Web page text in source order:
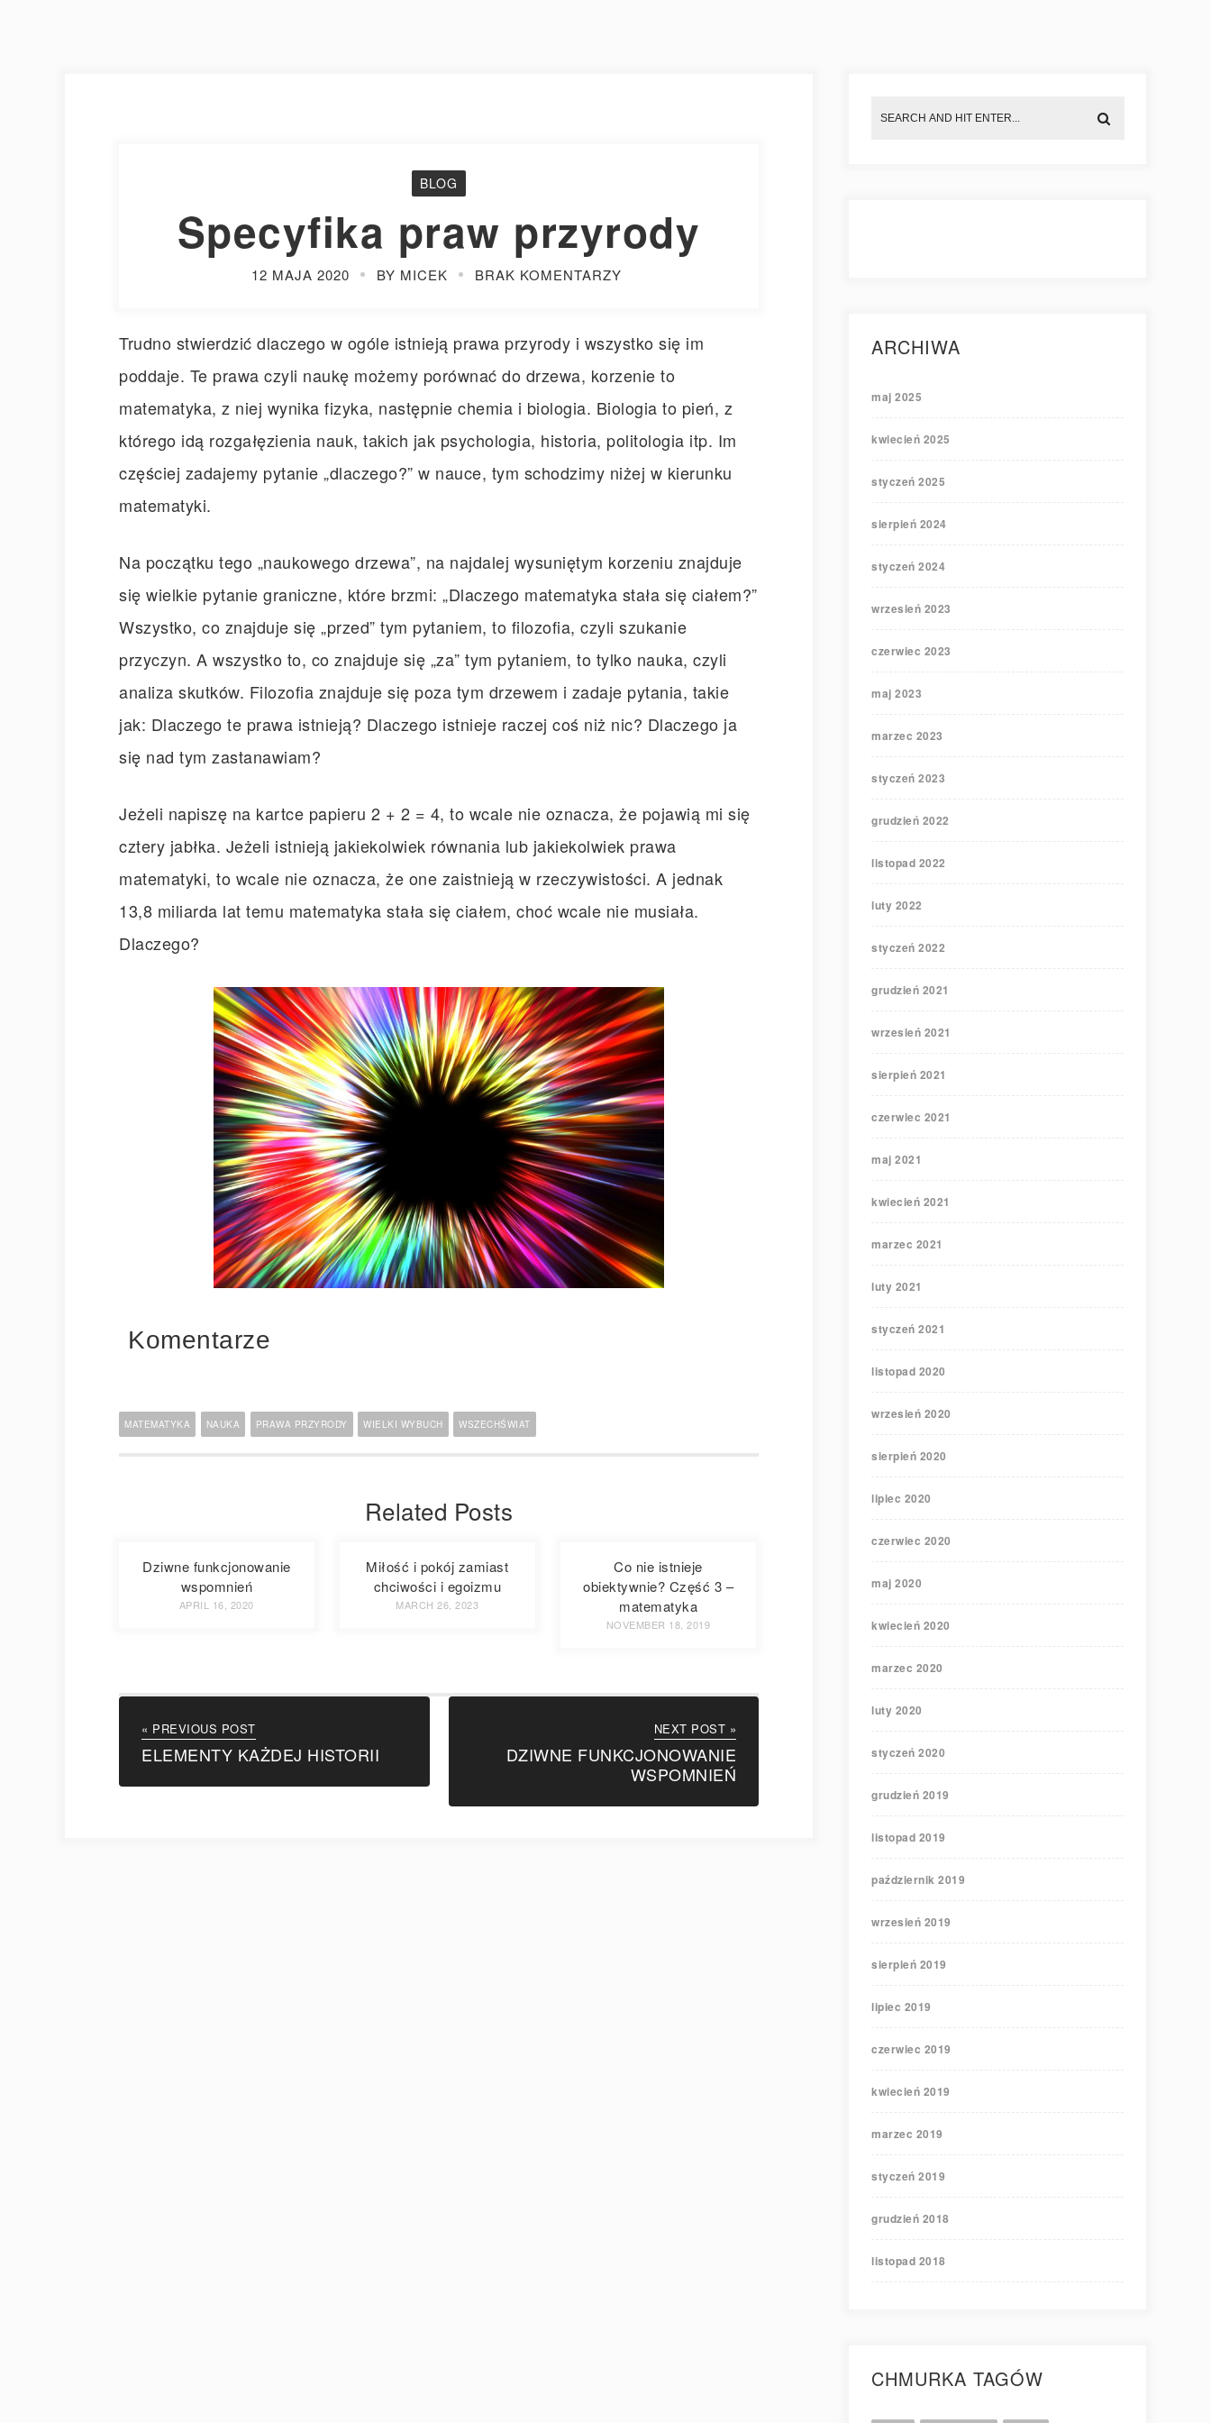
BLOG
Specyfika praw przyrody
12 MAJA 2020 BY MICEK BRAK KOMENTARZY
Trudno stwierdzić dlaczego w ogóle istnieją prawa przyrody i wszystko się im
poddaje. Te prawa czyli naukę możemy porównać do drzewa, korzenie to
matematyka, z niej wynika fizyka, następnie chemia i biologia. Biologia to pień, z
którego idą rozgałęzienia nauk, takich jak psychologia, historia, politologia itp. Im
częściej zadajemy pytanie „dlaczego?” w nauce, tym schodzimy niżej w kierunku
matematyki.
Na początku tego „naukowego drzewa”, na najdalej wysuniętym korzeniu znajduje
się wielkie pytanie graniczne, które brzmi: „Dlaczego matematyka stała się ciałem?”
Wszystko, co znajduje się „przed” tym pytaniem, to filozofia, czyli szukanie
przyczyn. A wszystko to, co znajduje się „za” tym pytaniem, to tylko nauka, czyli
analiza skutków. Filozofia znajduje się poza tym drzewem i zadaje pytania, takie
jak: Dlaczego te prawa istnieją? Dlaczego istnieje raczej coś niż nic? Dlaczego ja
się nad tym zastanawiam?
Jeżeli napiszę na kartce papieru 2 + 2 = 4, to wcale nie oznacza, że pojawią mi się
cztery jabłka. Jeżeli istnieją jakiekolwiek równania lub jakiekolwiek prawa
matematyki, to wcale nie oznacza, że one zaistnieją w rzeczywistości. A jednak
13,8 miliarda lat temu matematyka stała się ciałem, choć wcale nie musiała.
Dlaczego?
Komentarze
MATEMATYKA NAUKA PRAWA PRZYRODY WIELKI WYBUCH WSZECHŚWIAT
Related Posts
Dziwne funkcjonowanie
wspomnień
APRIL 16, 2020
Miłość i pokój zamiast
chciwości i egoizmu
MARCH 26, 2023
Co nie istnieje
obiektywnie? Część 3 –
matematyka
NOVEMBER 18, 2019
« PREVIOUS POST
ELEMENTY KAŻDEJ HISTORII
NEXT POST »
DZIWNE FUNKCJONOWANIE
WSPOMNIEŃ
ARCHIWA
maj 2025
kwiecień 2025
styczeń 2025
sierpień 2024
styczeń 2024
wrzesień 2023
czerwiec 2023
maj 2023
marzec 2023
styczeń 2023
grudzień 2022
listopad 2022
luty 2022
styczeń 2022
grudzień 2021
wrzesień 2021
sierpień 2021
czerwiec 2021
maj 2021
kwiecień 2021
marzec 2021
luty 2021
styczeń 2021
listopad 2020
wrzesień 2020
sierpień 2020
lipiec 2020
czerwiec 2020
maj 2020
kwiecień 2020
marzec 2020
luty 2020
styczeń 2020
grudzień 2019
listopad 2019
październik 2019
wrzesień 2019
sierpień 2019
lipiec 2019
czerwiec 2019
kwiecień 2019
marzec 2019
styczeń 2019
grudzień 2018
listopad 2018
CHMURKA TAGÓW